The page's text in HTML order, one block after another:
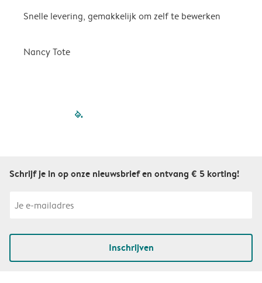
Snelle levering, gemakkelijk om zelf te bewerken
Nancy Tote
filled-pagination
Schrijf je in op onze nieuwsbrief en ontvang € 5 korting!
Inschrijven